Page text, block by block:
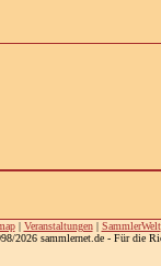
| Veranstaltungen| SammlerWelt
2026 sammlernet.de - Für die